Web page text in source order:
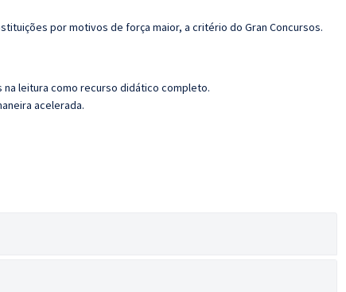
por motivos de força maior, a critério do Gran Concursos.
leitura como recurso didático completo.
acelerada.